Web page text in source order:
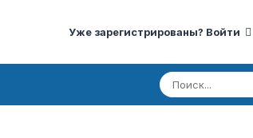
Уже зарегистрированы? Войти